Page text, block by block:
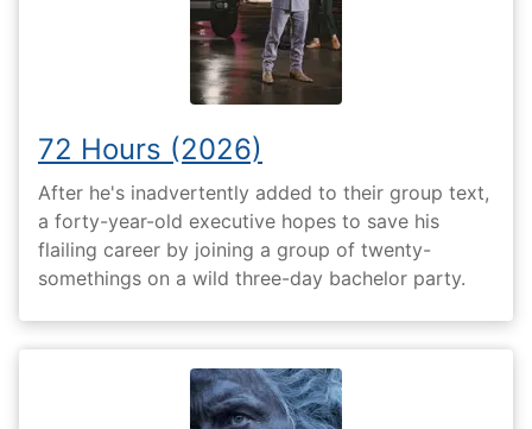
72 Hours (2026)
After he's inadvertently added to their group text,
a forty-year-old executive hopes to save his
flailing career by joining a group of twenty-
somethings on a wild three-day bachelor party.